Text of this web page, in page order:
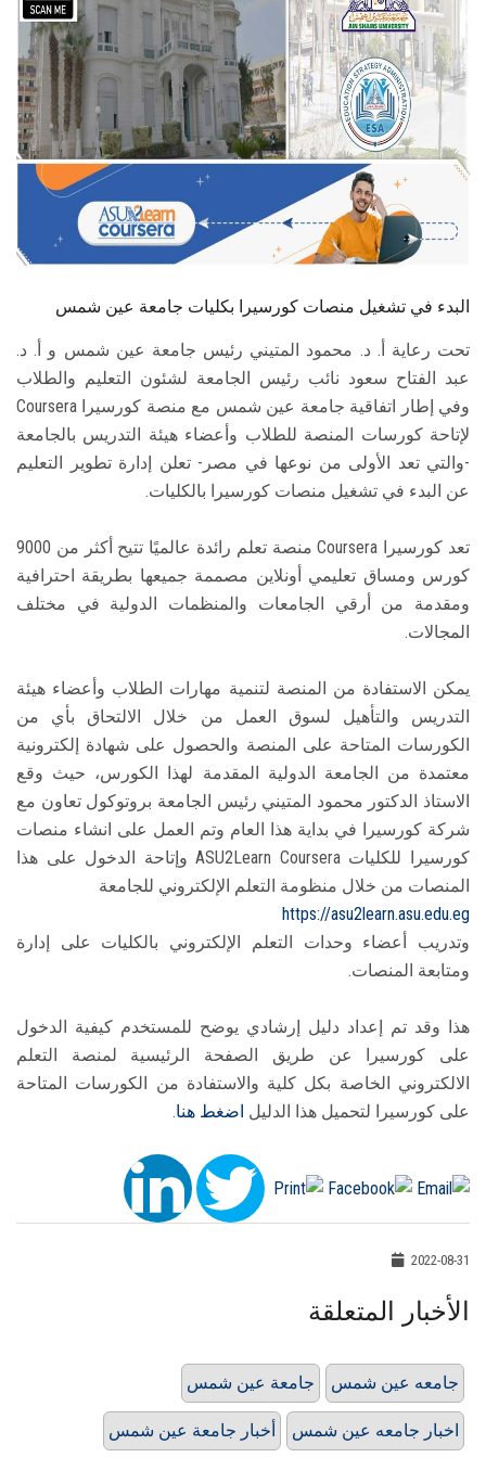
الطلاب
هيئة التدريس
الدراسات العليا
الخريجين
الموظفون
الزائـرون
سجل الان
البدء في تشغيل منصات كورسيرا بكليات جامعة عين شمس
تحت رعاية أ. د. محمود المتيني رئيس جامعة عين شمس و أ. د.
عبد الفتاح سعود نائب رئيس الجامعة لشئون التعليم والطلاب
وفي إطار اتفاقية جامعة عين شمس مع منصة كورسيرا Coursera
لإتاحة كورسات المنصة للطلاب وأعضاء هيئة التدريس بالجامعة
-والتي تعد الأولى من نوعها في مصر- تعلن إدارة تطوير التعليم
عن البدء في تشغيل منصات كورسيرا بالكليات.
تعد كورسيرا Coursera منصة تعلم رائدة عالميًا تتيح أكثر من 9000
كورس ومساق تعليمي أونلاين مصممة جميعها بطريقة احترافية
ومقدمة من أرقي الجامعات والمنظمات الدولية في مختلف
المجالات.
يمكن الاستفادة من المنصة لتنمية مهارات الطلاب وأعضاء هيئة
التدريس والتأهيل لسوق العمل من خلال الالتحاق بأي من
الكورسات المتاحة على المنصة والحصول على شهادة إلكترونية
معتمدة من الجامعة الدولية المقدمة لهذا الكورس، حيث وقع
الاستاذ الدكتور محمود المتيني رئيس الجامعة بروتوكول تعاون مع
شركة كورسيرا في بداية هذا العام وتم العمل على انشاء منصات
كورسيرا للكليات ASU2Learn Coursera وإتاحة الدخول على هذا
المنصات من خلال منظومة التعلم الإلكتروني للجامعة
https://asu2learn.asu.edu.eg
وتدريب أعضاء وحدات التعلم الإلكتروني بالكليات على إدارة
ومتابعة المنصات.
هذا وقد تم إعداد دليل إرشادي يوضح للمستخدم كيفية الدخول
على كورسيرا عن طريق الصفحة الرئيسية لمنصة التعلم
الالكتروني الخاصة بكل كلية والاستفادة من الكورسات المتاحة
على كورسيرا لتحميل هذا الدليل اضغط هنا.
2022-08-31
الأخبار المتعلقة
جامعة عين شمس جامعه عين شمس
أخبار جامعة عين شمس اخبار جامعه عين شمس